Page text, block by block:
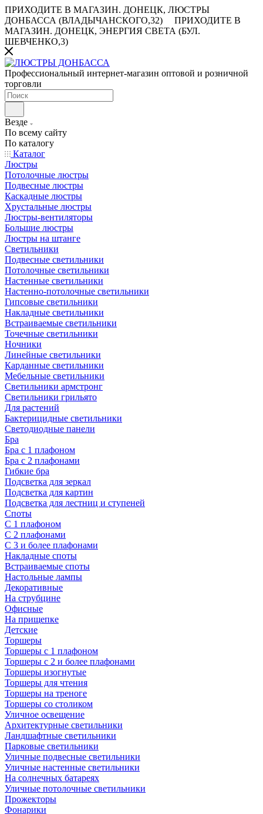
ПРИХОДИТЕ В МАГАЗИН. ДОНЕЦК, ЛЮСТРЫ
ДОНБАССА (ВЛАДЫЧАНСКОГО,32)
ПРИХОДИТЕ В
МАГАЗИН. ДОНЕЦК, ЭНЕРГИЯ СВЕТА (БУЛ.
ШЕВЧЕНКО,3)
Профессиональный интернет-магазин оптовой и розничной
торговли
Везде
По всему сайту
По каталогу
Каталог
Люстры
Потолочные люстры
Подвесные люстры
Каскадные люстры
Хрустальные люстры
Люстры-вентиляторы
Большие люстры
Люстры на штанге
Светильники
Подвесные светильники
Потолочные светильники
Настенные светильники
Настенно-потолочные светильники
Гипсовые светильники
Накладные светильники
Встраиваемые светильники
Точечные светильники
Ночники
Линейные светильники
Карданные светильники
Мебельные светильники
Светильники армстронг
Светильники грильято
Для растений
Бактерицидные светильники
Светодиодные панели
Бра
Бра с 1 плафоном
Бра с 2 плафонами
Гибкие бра
Подсветка для зеркал
Подсветка для картин
Подсветка для лестниц и ступеней
Споты
С 1 плафоном
С 2 плафонами
С 3 и более плафонами
Накладные споты
Встраиваемые споты
Настольные лампы
Декоративные
На струбцине
Офисные
На прищепке
Детские
Торшеры
Торшеры с 1 плафоном
Торшеры с 2 и более плафонами
Торшеры изогнутые
Торшеры для чтения
Торшеры на треноге
Торшеры со столиком
Уличное освещение
Архитектурные светильники
Ландшафтные светильники
Парковые светильники
Уличные подвесные светильники
Уличные настенные светильники
На солнечных батареях
Уличные потолочные светильники
Прожекторы
Фонарики